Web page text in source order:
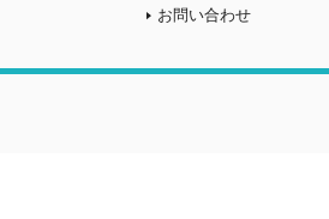
お問い合わせ